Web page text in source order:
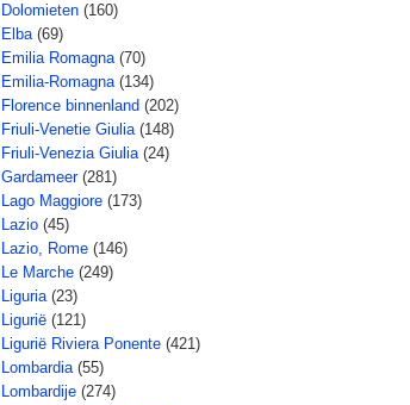
Dolomieten (160)
Elba (69)
Emilia Romagna (70)
Emilia-Romagna (134)
Florence binnenland (202)
Friuli-Venetie Giulia (148)
Friuli-Venezia Giulia (24)
Gardameer (281)
Lago Maggiore (173)
Lazio (45)
Lazio, Rome (146)
Le Marche (249)
Liguria (23)
Ligurië (121)
Ligurië Riviera Ponente (421)
Lombardia (55)
Lombardije (274)